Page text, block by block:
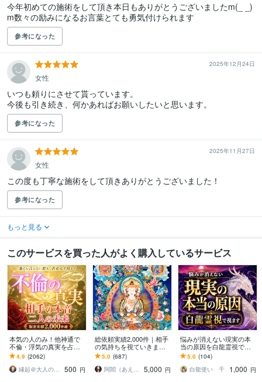
今年初めての施術をして頂き本日もありがとうございましたm(_ _)
m数々の励みになるお言葉とても勇気付けられます
参考になった
2025年12月24日
女性
いつも頼りにさせて貰っています。
今後も引き続き、何かあればお願いしたいと思います。
参考になった
2025年11月27日
女性
参考になった
もっと見る
このサービスを買った人がよく購入しているサービス
本気の人のみ！他神通で
不倫・浮気の真実を占い
ます 不倫・W不倫・浮気
など複雑恋愛の専門家に
よる究極霊視鑑定
4.9 (2062)
縁起＠大人の恋愛占い師
500 円
総依頼実績2,000件｜相手
の気持ちを視ていきます
言葉にされていない本音
や、この恋の可能性を丁
寧にお伝えします
5.0 (687)
阿閻（あえん）
5,000 円
悩みが消えない現実の本
当の原因を白龍霊視で視
ます 恋愛・仕事・お金・
人間関係｜流れを変える
次の一手を導きます
5.0 (104)
白龍使い 千
1,000 円